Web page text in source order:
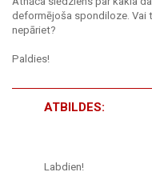
deformējoša spondiloze. Vai
nepāriet?
Paldies!
ATBILDES:
Labdien!